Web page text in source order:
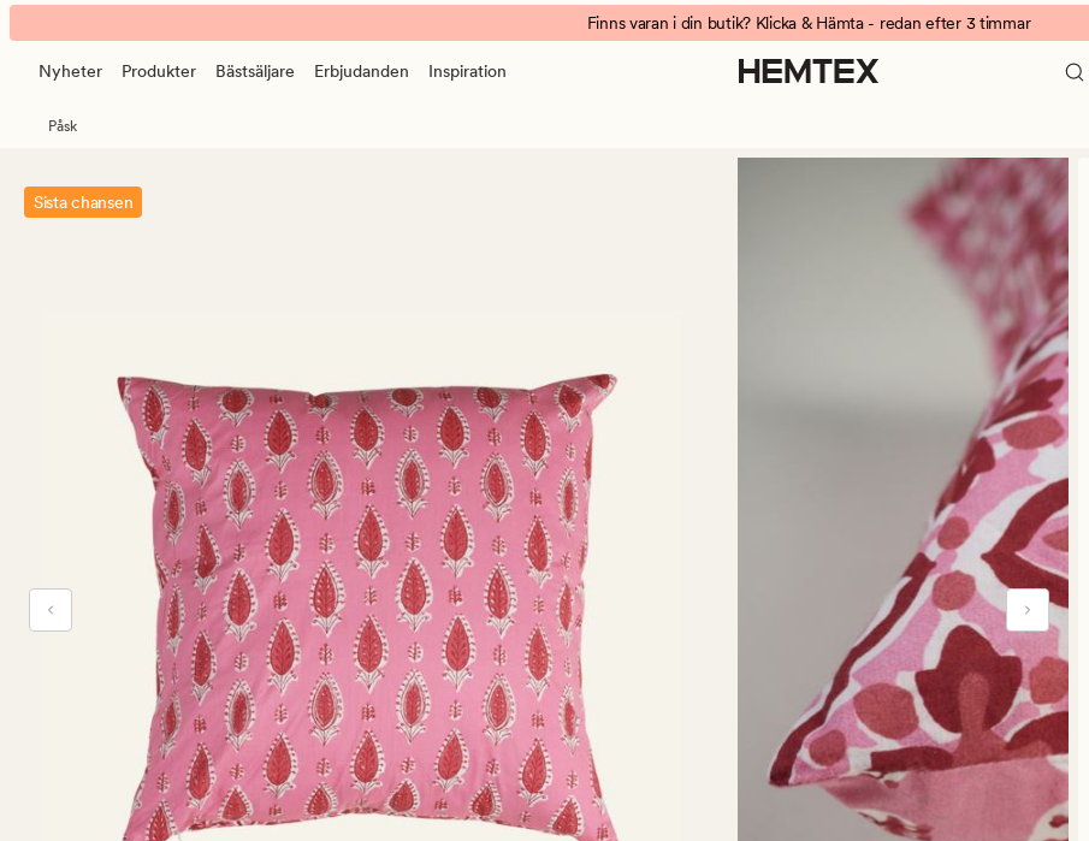
Rai
prydnadskudde
banner.
Klicka
ESCAPE
att
pausa.
Finns varan i din butik? Klicka & Hämta - redan efter 3 timmar
Nyheter Produkter Bästsäljare Erbjudanden Inspiration
Påsk
Sista chansen